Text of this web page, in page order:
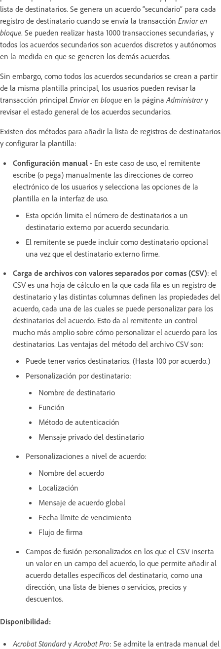
lista de destinatarios. Se genera un acuerdo “secundario” para cada
registro de destinatario cuando se envía la transacción Enviar en
bloque. Se pueden realizar hasta 1000 transacciones secundarias, y
todos los acuerdos secundarios son acuerdos discretos y autónomos
en la medida en que se generen los demás acuerdos.
Sin embargo, como todos los acuerdos secundarios se crean a partir
de la misma plantilla principal, los usuarios pueden revisar la
transacción principal Enviar en bloque en la páginaAdministrary
revisar el estado general de los acuerdos secundarios.
Existen dos métodos para añadir la lista de registros de destinatarios
y configurar la plantilla:
Configuración manual - En este caso de uso, el remitente
escribe (o pega) manualmente las direcciones de correo
electrónico de los usuarios y selecciona las opciones de la
plantilla en la interfaz de uso.
Esta opción limita el número de destinatarios a un
destinatario externo por acuerdo secundario.
El remitente se puede incluir como destinatario opcional
una vez que el destinatario externo firme.
Carga de archivos con valores separados por comas (CSV): el
CSV es una hoja de cálculo en la que cada fila es un registro de
destinatario y las distintas columnas definen las propiedades del
acuerdo, cada una de las cuales se puede personalizar para los
destinatarios del acuerdo. Esto da al remitente un control
mucho más amplio sobre cómo personalizar el acuerdo para los
destinatarios. Las ventajas del método del archivo CSV son:
Puede tener varios destinatarios. (Hasta 100 por acuerdo.)
Personalización por destinatario:
Nombre de destinatario
Función
Método de autenticación
Mensaje privado del destinatario
Personalizaciones a nivel de acuerdo:
Nombre del acuerdo
Localización
Mensaje de acuerdo global
Fecha límite de vencimiento
Flujo de firma
Campos de fusión personalizados en los que el CSV inserta
un valor en un campo del acuerdo, lo que permite añadir al
acuerdo detalles específicos del destinatario, como una
dirección, una lista de bienes o servicios, precios y
descuentos.
Disponibilidad:
Acrobat Standard y Acrobat Pro: Se admite la entrada manual del